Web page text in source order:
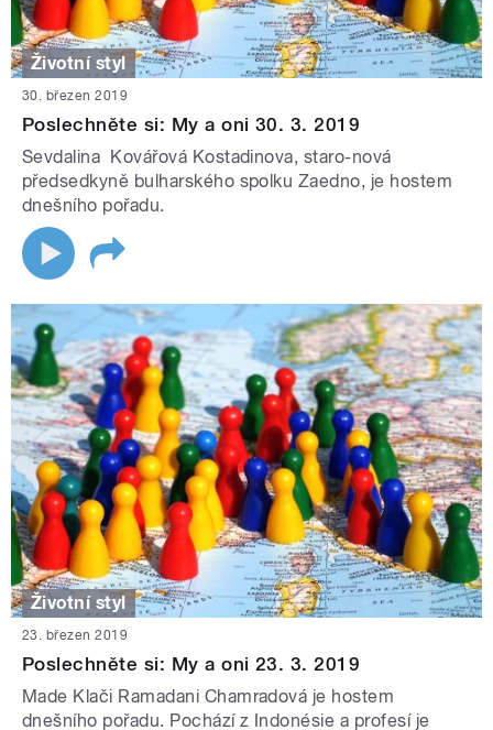
Životní styl
30. březen 2019
Poslechněte si: My a oni 30. 3. 2019
Sevdalina Kovářová Kostadinova, staro-nová
předsedkyně bulharského spolku Zaedno, je hostem
dnešního pořadu.
Životní styl
23. březen 2019
Poslechněte si: My a oni 23. 3. 2019
Made Klači Ramadani Chamradová je hostem
dnešního pořadu. Pochází z Indonésie a profesí je